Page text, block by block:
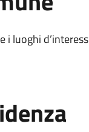
i luoghi